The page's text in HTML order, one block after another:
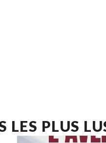
LES PLUS